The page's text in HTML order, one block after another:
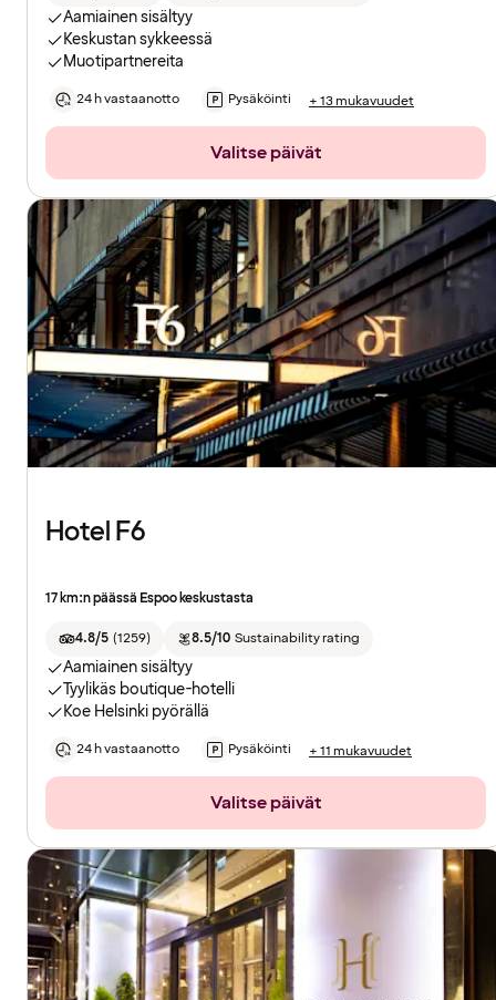
Aamiainen sisältyy
Keskustan sykkeessä
Muotipartnereita
24 h vastaanotto Pysäköinti + 13 mukavuudet
Valitse päivät
Hotel F6
17 km:n päässä Espoo keskustasta
4.8/5 (1259) 8.5/10 Sustainability rating
Aamiainen sisältyy
Tyylikäs boutique-hotelli
Koe Helsinki pyörällä
24 h vastaanotto Pysäköinti + 11 mukavuudet
Valitse päivät